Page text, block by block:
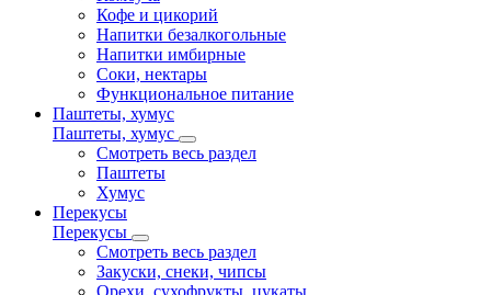
Кофе и цикорий
Напитки безалкогольные
Напитки имбирные
Соки, нектары
Функциональное питание
Паштеты, хумус
Паштеты, хумус
Смотреть весь раздел
Паштеты
Хумус
Перекусы
Перекусы
Смотреть весь раздел
Закуски, снеки, чипсы
Орехи, сухофрукты, цукаты